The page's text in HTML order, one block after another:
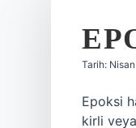
Tarih:
Epoksi
kirli